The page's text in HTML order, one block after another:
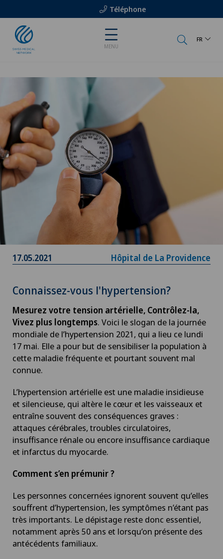
Téléphone
MENU
FR
17.05.2021 Hôpital de La Providence
Connaissez-vous l'hypertension?
Mesurez votre tension artérielle, Contrôlez-la,
Vivez plus longtemps. Voici le slogan de la journée
mondiale de l’hypertension 2021, qui a lieu ce lundi
17 mai. Elle a pour but de sensibiliser la population à
cette maladie fréquente et pourtant souvent mal
connue.
L’hypertension artérielle est une maladie insidieuse
et silencieuse, qui altère le cœur et les vaisseaux et
entraîne souvent des conséquences graves :
attaques cérébrales, troubles circulatoires,
insuffisance rénale ou encore insuffisance cardiaque
et infarctus du myocarde.
Comment s’en prémunir ?
Les personnes concernées ignorent souvent qu’elles
souffrent d’hypertension, les symptômes n’étant pas
très importants. Le dépistage reste donc essentiel,
notamment après 50 ans et lorsqu’on présente des
antécédents familiaux.